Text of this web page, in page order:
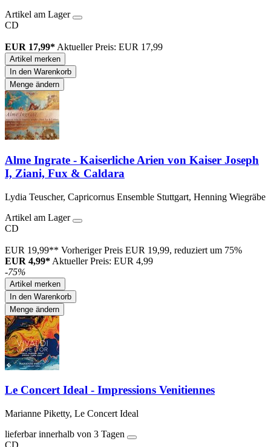
Artikel am Lager
CD
EUR 17,99* Aktueller Preis: EUR 17,99
Artikel merken
In den Warenkorb
Menge ändern
Alme Ingrate - Kaiserliche Arien von Kaiser Joseph
I, Ziani, Fux & Caldara
Lydia Teuscher, Capricornus Ensemble Stuttgart, Henning Wiegräbe
Artikel am Lager
CD
EUR 19,99** Vorheriger Preis EUR 19,99, reduziert um 75%
EUR 4,99* Aktueller Preis: EUR 4,99
-75%
Artikel merken
In den Warenkorb
Menge ändern
Le Concert Ideal - Impressions Venitiennes
Marianne Piketty, Le Concert Ideal
lieferbar innerhalb von 3 Tagen
CD